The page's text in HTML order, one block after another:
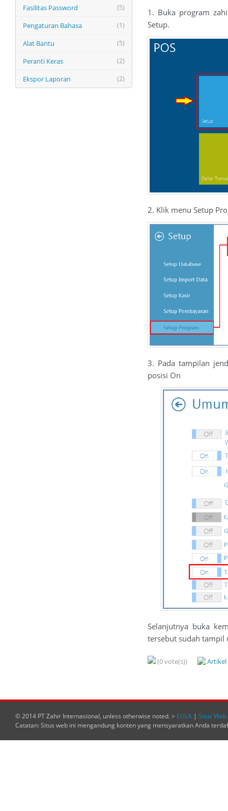
(5)
Fasilitas Password
(1)
Pengaturan Bahasa
(5)
Alat Bantu
(2)
Peranti Keras
(2)
Ekspor Laporan
1. Buka program
Setup.
2. Klik menu Setup
3. Pada tampilan
posisi On
Selanjutnya buka
tersebut sudah tampil
(0 vote(s))
© 2014 PT Zahir Internasional, unless otherwise noted. > EULA | Situs
Catatan: Situs web ini mengandung konten yang mensyaratkan Anda